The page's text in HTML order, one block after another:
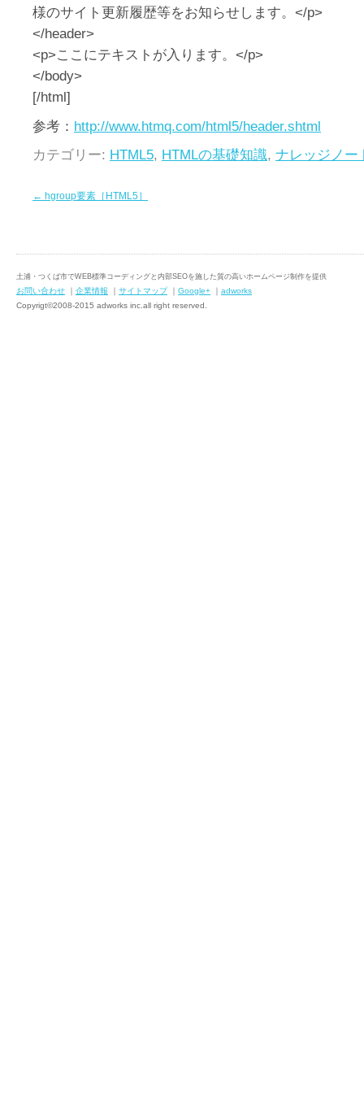
様のサイト更新履歴等をお知らせします。</p>
</header>
<p>ここにテキストが入ります。</p>
</body>
[/html]
参考： http://www.htmq.com/html5/header.shtml
カテゴリー: HTML5, HTMLの基礎知識, ナレッジノー
← hgroup要素［HTML5］
土浦・つくば市でWEB標準コーディングと内部SEOを施した質の高いホームページ制作を提供
お問い合わせ ｜ 企業情報 ｜ サイトマップ｜ Google+ ｜ adworks
Copyrigt©2008-2015 adworks inc.all right reserved.